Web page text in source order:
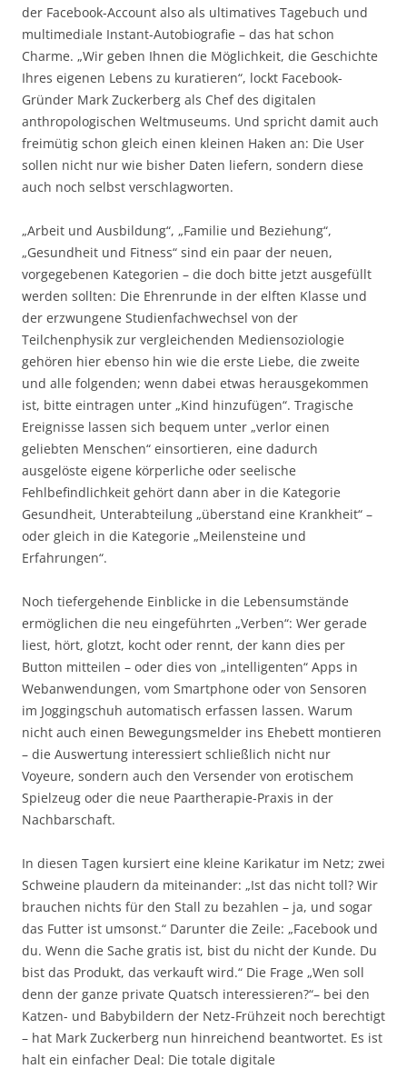
der Facebook-Account also als ultimatives Tagebuch und
multimediale Instant-Autobiografie – das hat schon
Charme. „Wir geben Ihnen die Möglichkeit, die Geschichte
Ihres eigenen Lebens zu kuratieren“, lockt Facebook-
Gründer Mark Zuckerberg als Chef des digitalen
anthropologischen Weltmuseums. Und spricht damit auch
freimütig schon gleich einen kleinen Haken an: Die User
sollen nicht nur wie bisher Daten liefern, sondern diese
auch noch selbst verschlagworten.
„Arbeit und Ausbildung“, „Familie und Beziehung“,
„Gesundheit und Fitness“ sind ein paar der neuen,
vorgegebenen Kategorien – die doch bitte jetzt ausgefüllt
werden sollten: Die Ehrenrunde in der elften Klasse und
der erzwungene Studienfachwechsel von der
Teilchenphysik zur vergleichenden Mediensoziologie
gehören hier ebenso hin wie die erste Liebe, die zweite
und alle folgenden; wenn dabei etwas herausgekommen
ist, bitte eintragen unter „Kind hinzufügen“. Tragische
Ereignisse lassen sich bequem unter „verlor einen
geliebten Menschen“ einsortieren, eine dadurch
ausgelöste eigene körperliche oder seelische
Fehlbefindlichkeit gehört dann aber in die Kategorie
Gesundheit, Unterabteilung „überstand eine Krankheit“ –
oder gleich in die Kategorie „Meilensteine und
Erfahrungen“.
Noch tiefergehende Einblicke in die Lebensumstände
ermöglichen die neu eingeführten „Verben“: Wer gerade
liest, hört, glotzt, kocht oder rennt, der kann dies per
Button mitteilen – oder dies von „intelligenten“ Apps in
Webanwendungen, vom Smartphone oder von Sensoren
im Joggingschuh automatisch erfassen lassen. Warum
nicht auch einen Bewegungsmelder ins Ehebett montieren
– die Auswertung interessiert schließlich nicht nur
Voyeure, sondern auch den Versender von erotischem
Spielzeug oder die neue Paartherapie-Praxis in der
Nachbarschaft.
In diesen Tagen kursiert eine kleine Karikatur im Netz; zwei
Schweine plaudern da miteinander: „Ist das nicht toll? Wir
brauchen nichts für den Stall zu bezahlen – ja, und sogar
das Futter ist umsonst.“ Darunter die Zeile: „Facebook und
du. Wenn die Sache gratis ist, bist du nicht der Kunde. Du
bist das Produkt, das verkauft wird.“ Die Frage „Wen soll
denn der ganze private Quatsch interessieren?“– bei den
Katzen- und Babybildern der Netz-Frühzeit noch berechtigt
– hat Mark Zuckerberg nun hinreichend beantwortet. Es ist
halt ein einfacher Deal: Die totale digitale